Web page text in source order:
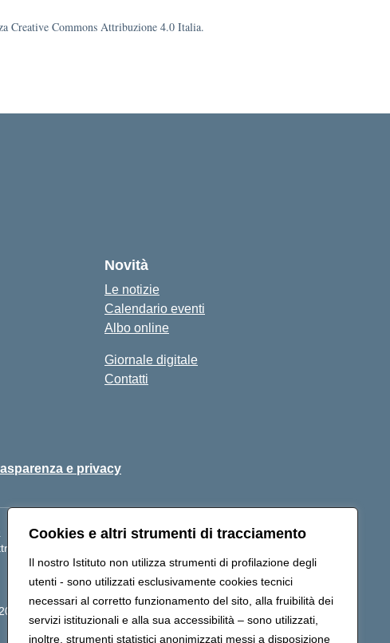
Cookies e altri strumenti di tracciamento
Il nostro Istituto non utilizza strumenti di profilazione degli
utenti - sono utilizzati esclusivamente cookies tecnici
necessari al corretto funzionamento del sito, alla fruibilità dei
servizi istituzionali e alla sua accessibilità – sono utilizzati,
inoltre, strumenti statistici anonimizzati messi a disposizione
Creative Commons Attribuzione 4.0 Italia.
Novità
Le notizie
Calendario eventi
Albo online
Giornale digitale
Contatti
e privacy
certificata (PEC):